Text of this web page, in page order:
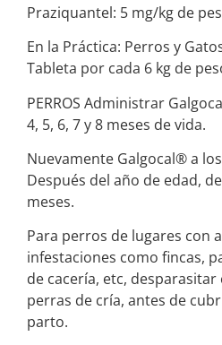
Praziquantel: 5 mg/kg de
En la Práctica: Perros y
Tableta por cada 6 kg de
PERROS Administrar
4, 5, 6, 7 y 8 meses de vida.
Nuevamente Galgocal® a
Después del año de edad,
meses.
Para perros de lugares con
infestaciones como fincas,
de cacería, etc, desparasitar
perras de cría, antes de
parto.